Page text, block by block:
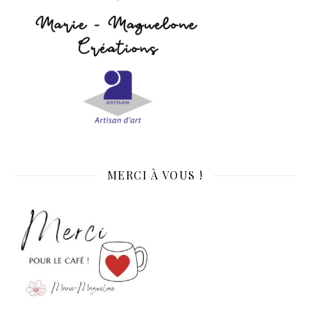
MERCI À VOUS !